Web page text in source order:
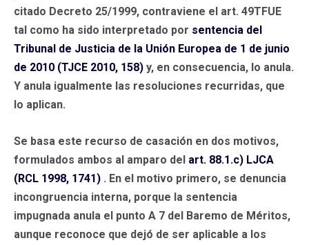
citado Decreto 25/1999, contraviene el art. 49TFUE
tal como ha sido interpretado por sentencia del
Tribunal de Justicia de la Unión Europea de 1 de junio
de 2010 (TJCE 2010, 158) y, en consecuencia, lo anula.
Y anula igualmente las resoluciones recurridas, que
lo aplican.
Se basa este recurso de casación en dos motivos,
formulados ambos al amparo del art. 88.1.c) LJCA
(RCL 1998, 1741) . En el motivo primero, se denuncia
incongruencia interna, porque la sentencia
impugnada anula el punto A 7 del Baremo de Méritos,
aunque reconoce que dejó de ser aplicable a los